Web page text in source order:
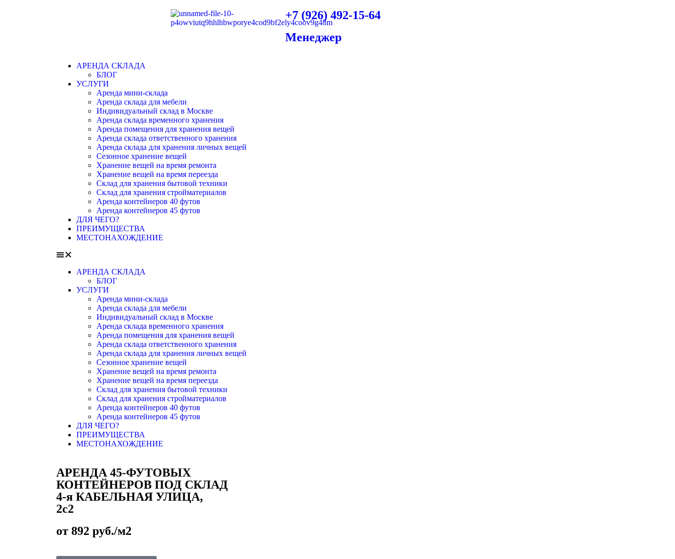
+7 (926) 492-15-64
Менеджер
АРЕНДА СКЛАДА
БЛОГ
УСЛУГИ
Аренда мини-склада
Аренда склада для мебели
Индивидуальный склад в Москве
Аренда склада временного хранения
Аренда помещения для хранения вещей
Аренда склада ответственного хранения
Аренда склада для хранения личных вещей
Сезонное хранение вещей
Хранение вещей на время ремонта
Хранение вещей на время переезда
Склад для хранения бытовой техники
Склад для хранения стройматериалов
Аренда контейнеров 40 футов
Аренда контейнеров 45 футов
ДЛЯ ЧЕГО?
ПРЕИМУЩЕСТВА
МЕСТОНАХОЖДЕНИЕ
АРЕНДА СКЛАДА
БЛОГ
УСЛУГИ
Аренда мини-склада
Аренда склада для мебели
Индивидуальный склад в Москве
Аренда склада временного хранения
Аренда помещения для хранения вещей
Аренда склада ответственного хранения
Аренда склада для хранения личных вещей
Сезонное хранение вещей
Хранение вещей на время ремонта
Хранение вещей на время переезда
Склад для хранения бытовой техники
Склад для хранения стройматериалов
Аренда контейнеров 40 футов
Аренда контейнеров 45 футов
ДЛЯ ЧЕГО?
ПРЕИМУЩЕСТВА
МЕСТОНАХОЖДЕНИЕ
АРЕНДА 45-ФУТОВЫХ
КОНТЕЙНЕРОВ ПОД СКЛАД
4-я КАБЕЛЬНАЯ УЛИЦА,
2с2
от 892 руб./м2